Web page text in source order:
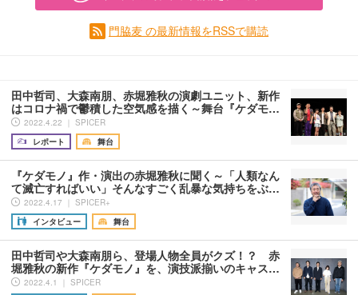
門脇麦 の最新情報をRSSで購読
田中哲司、大森南朋、赤堀雅秋の演劇ユニット、新作
はコロナ禍で鬱積した空気感を描く～舞台『ケダモ…
2022.4.22 ｜ SPICER
レポート
舞台
『ケダモノ』作・演出の赤堀雅秋に聞く～「人類なん
て滅亡すればいい」そんなすごく乱暴な気持ちをぶ…
2022.4.17 ｜ SPICER+
インタビュー
舞台
田中哲司や大森南朋ら、登場人物全員がクズ！？ 赤
堀雅秋の新作『ケダモノ』を、演技派揃いのキャス…
2022.4.1 ｜ SPICER